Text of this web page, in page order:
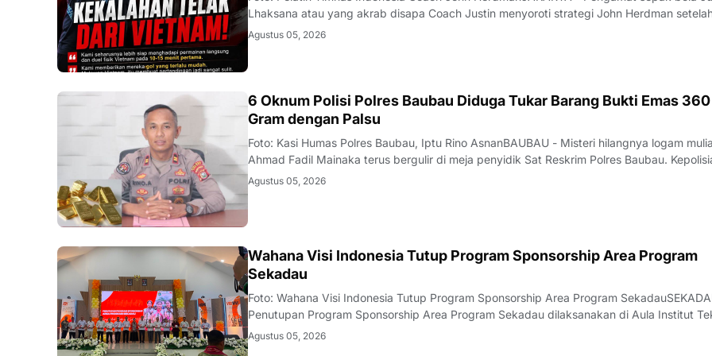
Lhaksana atau yang akrab disapa Coach Justin menyoroti strategi John Herdman
Timnas Indonesia mengalami kekalahan telak 0-3 dari Vietnam pada lanjutan Grup A Piala
Agustus 05, 2026
BAUBAU
6 Oknum Polisi Polres Baubau Diduga Tukar Barang Bukti Emas 360
Gram dengan Palsu
Foto: Kasi Humas Polres Baubau, Iptu Rino AsnanBAUBAU - Misteri hilangnya logam
Ahmad Fadil Mainaka terus bergulir di meja penyidik Sat Reskrim Polres Baubau.
intensif memburu titik terang pelaku.Sebanyak enam oknum polisi Satuan Reserse Kriminal
Agustus 05, 2026
KALBAR
Wahana Visi Indonesia Tutup Program Sponsorship Area Program
Sekadau
Foto: Wahana Visi Indonesia Tutup Program Sponsorship Area Program
Penutupan Program Sponsorship Area Program Sekadau dilaksanakan di Aula Institut
Keling Kumang pada Rabu, 5 Agustus 2026.Acara dihadiri oleh Pemerintah Daerah, tokoh
Agustus 05, 2026